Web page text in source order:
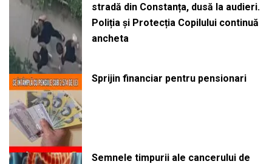
stradă din Constanța, dusă la audieri.
Poliția și Protecția Copilului continuă
ancheta
Sprijin financiar pentru pensionari
Semnele timpurii ale cancerului de